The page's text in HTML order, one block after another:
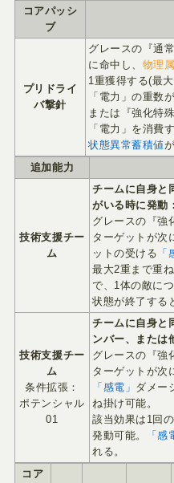
コアパッシ
ブ
プリドライ
バ撃針
グレースの『通
に命中し、 物理
1重獲得する(最大
「電力」の重数
または『強化特
「電力」を消費
状態異常蓄積値
追加能力
技術支援チー
ム
チームに自身と
がいる時に発動：
グレースの『強
ターゲットが次
ットの受ける 「
最大2重まで重
で、1体の敵に
状態が終了する
技術支援チー
ム
条件拡張：
ポテンシャル
01
チームに自身と
ンバー、または
グレースの『強
ターゲットが次
「感電」 ダメー
ね掛け可能。
該当効果は1回
発動可能。
「感
れる。
コア